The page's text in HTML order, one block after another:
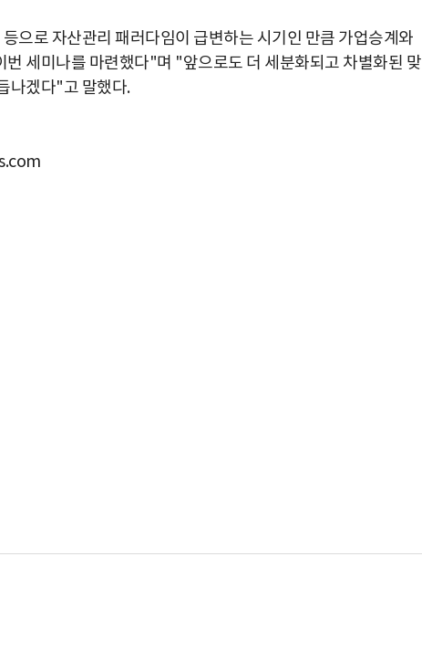
으로 자산관리 패러다임이 급변하는 시기인 만큼 가업승계와
세미나를 마련했다"며 "앞으로도 더 세분화되고 차별화된 맞
나겠다"고 말했다.